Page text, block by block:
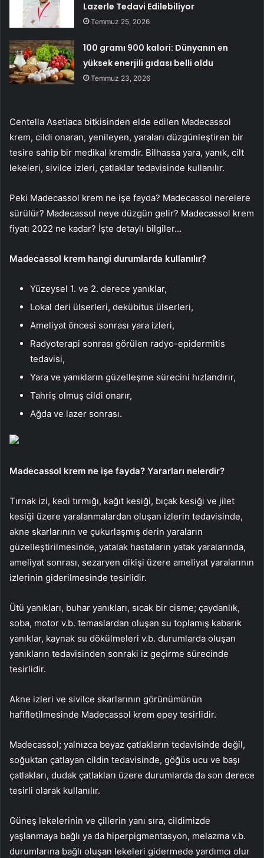
Lazerle Tedavi Edilebiliyor
Temmuz 25, 2026
100 gramı 900 kalori: Dünyanın en
yüksek enerjili gıdası belli oldu
Temmuz 23, 2026
Centella Asetiaca bitkisinden elde edilen Madecassol
krem, cildi onaran, yenileyen, yaraları düzgünleştiren bir
tesire sahip bir medikal kremdir. Bilhassa yara, yanık, cilt
lekeleri, sivilce izleri, çatlaklar tedavisinde kullanılır.
Peki Madecassol krem ne işe fayda? Madecassol nerelere
sürülür? Madecassol neye düzgün gelir? Madecassol krem
fiyatı 2022 ne kadar? İşte detaylı bilgiler…
Madecassol krem hangi durumlarda kullanılır?
Yüzeysel 1. ve 2. derece yanıklar,
Lokal deri ülserleri, dekübitus ülserleri,
Ameliyat öncesi sonrası yara izleri,
Radyoterapi sonrası görülen radyo-epidermitis
tedavisi,
Yara ve yanıkların güzelleşme sürecini hızlandırır,
Tahriş olmuş cildi onarır,
Ağda ve lazer sonrası.
Madecassol krem ne işe fayda? Yararları nelerdir?
Tırnak izi, kedi tırmığı, kağıt kesiği, bıçak kesiği ve jilet
kesiği üzere yaralanmalardan oluşan izlerin tedavisinde,
akne skarlarının ve çukurlaşmış derin yaraların
güzelleştirilmesinde, yatalak hastaların yatak yaralarında,
ameliyat sonrası, sezaryen dikişi üzere ameliyat yaralarının
izlerinin giderilmesinde tesirlidir.
Ütü yanıkları, buhar yanıkları, sıcak bir cisme; çaydanlık,
soba, motor v.b. temaslardan oluşan su toplamış kabarık
yanıklar, kaynak su dökülmeleri v.b. durumlarda oluşan
yanıkların tedavisinden sonraki iz geçirme sürecinde
tesirlidir.
Akne izleri ve sivilce skarlarının görünümünün
hafifletilmesinde Madecassol krem epey tesirlidir.
Madecassol; yalnızca beyaz çatlakların tedavisinde değil,
soğuktan çatlayan cildin tedavisinde, göğüs ucu ve başı
çatlakları, dudak çatlakları üzere durumlarda da son derece
tesirli olarak kullanılır.
Güneş lekelerinin ve çillerin yanı sıra, cildimizde
yaşlanmaya bağlı ya da hiperpigmentasyon, melazma v.b.
durumlarına bağlı oluşan lekeleri gidermede yardımcı olur